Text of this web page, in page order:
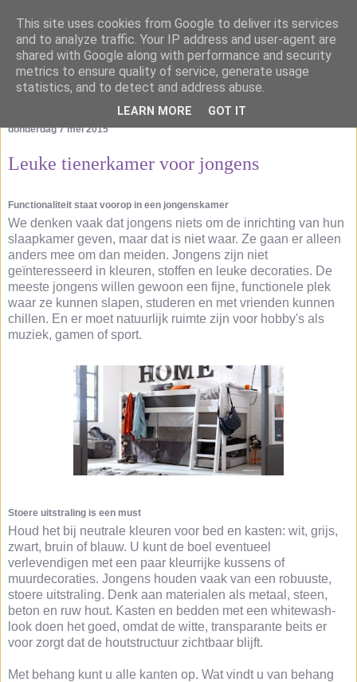
donderdag 7 mei 2015
Leuke tienerkamer voor jongens
Functionaliteit staat voorop in een jongenskamer
We denken vaak dat jongens niets om de inrichting van hun
slaapkamer geven, maar dat is niet waar. Ze gaan er alleen
anders mee om dan meiden. Jongens zijn niet
geïnteresseerd in kleuren, stoffen en leuke decoraties. De
meeste jongens willen gewoon een fijne, functionele plek
waar ze kunnen slapen, studeren en met vrienden kunnen
chillen. En er moet natuurlijk ruimte zijn voor hobby's als
muziek, gamen of sport.
Stoere uitstraling is een must
Houd het bij neutrale kleuren voor bed en kasten: wit, grijs,
zwart, bruin of blauw. U kunt de boel eventueel
verlevendigen met een paar kleurrijke kussens of
muurdecoraties. Jongens houden vaak van een robuuste,
stoere uitstraling. Denk aan materialen als metaal, steen,
beton en ruw hout. Kasten en bedden met een whitewash-
look doen het goed, omdat de witte, transparante beits er
voor zorgt dat de houtstructuur zichtbaar blijft.
Met behang kunt u alle kanten op. Wat vindt u van behang
This site uses cookies from Google to deliver its services
and to analyze traffic. Your IP address and user-agent are
shared with Google along with performance and security
metrics to ensure quality of service, generate usage
statistics, and to detect and address abuse.
LEARN MORE GOT IT